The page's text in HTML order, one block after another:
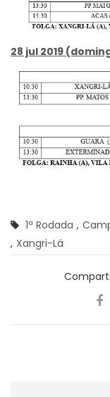
28 jul 2019
1ª Rodada ,
, Xangri-Lá